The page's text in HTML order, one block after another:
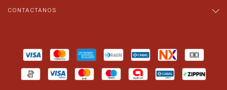
CONTACTANOS